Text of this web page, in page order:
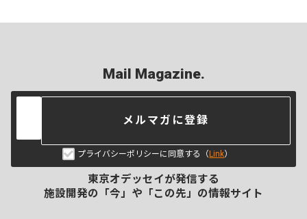
Mail Magazine.
メルマガに登録
プライバシーポリシーに同意する（Link）
東京オデッセイが発信する
施設開発の「今」や「この先」の情報サイト